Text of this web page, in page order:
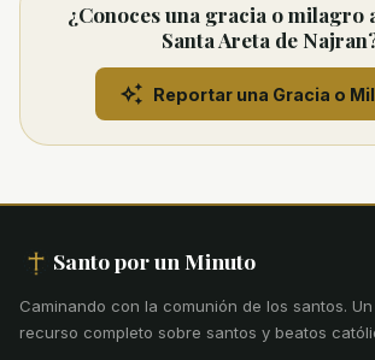
¿Conoces una gracia o milagro
Santa Areta de
Reportar una Gracia o
Santo por un Minuto
Caminando con la comunión de los santos. Un
recurso completo sobre santos y beatos